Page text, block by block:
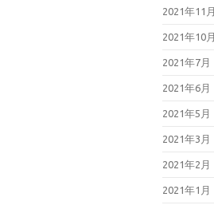
2021年11月
2021年10月
2021年7月
2021年6月
2021年5月
2021年3月
2021年2月
2021年1月